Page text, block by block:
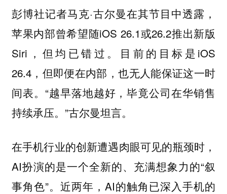
彭博社记者马克·古尔曼在其节目中透露，
苹果内部曾希望随iOS 26.1或26.2推出新版
Siri，但均已错过。目前的目标是iOS
26.4，但即便在内部，也无人能保证这一时
间表。“越早落地越好，毕竟公司在华销售
持续承压。”古尔曼坦言。
在手机行业的创新遭遇肉眼可见的瓶颈时，
AI扮演的是一个全新的、充满想象力的“叙
事角色”。近两年，AI的触角已深入手机的